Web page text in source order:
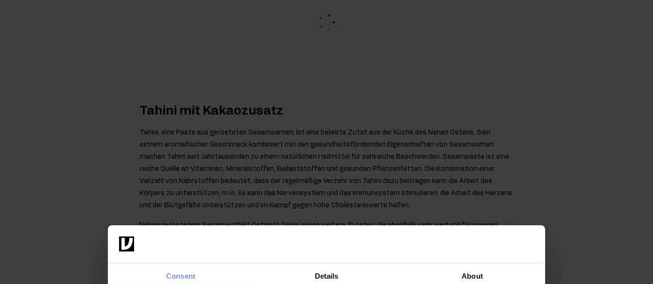
Consent Details About
Tahini mit Kakaozusatz
Tahini, eine Paste aus gerösteten Sesamsamen, ist eine beliebte Zutat aus der Küche des Nahen Ostens. Sein
extrem aromatischer Geschmack kombiniert mit den gesundheitsfördernden Eigenschaften von Sesamsamen
machen Tahini seit Jahrtausenden zu einem natürlichen Heilmittel für zahlreiche Beschwerden. Sesampaste ist eine
reiche Quelle an Vitaminen, Mineralstoffen, Ballaststoffen und gesunden Pflanzenfetten. Die Kombination einer
Vielzahl von Nährstoffen bedeutet, dass der regelmäßige Verzehr von Tahini dazu beitragen kann die Arbeit des
Körpers zu unterstützen, m.in. Es kann das Nervensystem und das Immunsystem stimulieren, die Arbeit des Herzens
und der Blutgefäße unterstützen und im Kampf gegen hohe Cholesterinwerte helfen.
Neben geröstetem Sesam enthält OstroVit Tahini einige weitere Zutaten, die ebenfalls sehr wertvoll für unseren